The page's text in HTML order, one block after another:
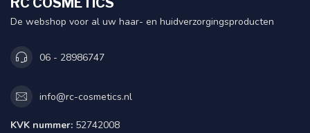
De webshop voor al uw haar- en huidverzorgingsproducten
06 - 28986747
info@rc-cosmetics.nl
KVK nummer: 52742008